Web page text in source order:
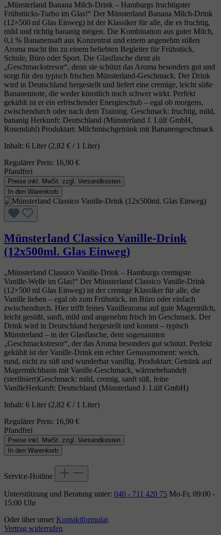
„Münsterland Banana Milch‑Drink – Hamburgs fruchtigster
Frühstücks‑Turbo im Glas!“ Der Münsterland Banana Milch‑Drink
(12×500 ml Glas Einweg) ist der Klassiker für alle, die es fruchtig,
mild und richtig bananig mögen. Die Kombination aus guter Milch,
0,1 % Bananensaft aus Konzentrat und einem angenehm süßen
Aroma macht ihn zu einem beliebten Begleiter für Frühstück,
Schule, Büro oder Sport. Die Glasflasche dient als
„Geschmackstresor“, denn sie schützt das Aroma besonders gut und
sorgt für den typisch frischen Münsterland‑Geschmack. Der Drink
wird in Deutschland hergestellt und liefert eine cremige, leicht süße
Bananennote, die weder künstlich noch schwer wirkt. Perfekt
gekühlt ist er ein erfrischender Energieschub – egal ob morgens,
zwischendurch oder nach dem Training. Geschmack: fruchtig, mild,
bananig Herkunft: Deutschland (Münsterland J. Lülf GmbH,
Rosendahl) Produktart: Milchmischgetränk mit Bananengeschmack
Inhalt: 6 Liter (2,82 € / 1 Liter)
Regulärer Preis: 16,90 €
Pfandfrei
Preise inkl. MwSt. zzgl. Versandkosten
In den Warenkorb
Münsterland Classico Vanille-Drink
(12x500ml. Glas Einweg)
„Münsterland Classico Vanille‑Drink – Hamburgs cremigste
Vanille‑Welle im Glas!“ Der Münsterland Classico Vanille‑Drink
(12×500 ml Glas Einweg) ist der cremige Klassiker für alle, die
Vanille lieben – egal ob zum Frühstück, im Büro oder einfach
zwischendurch. Hier trifft feines Vanillearoma auf gute Magermilch,
leicht gesüßt, sanft, mild und angenehm frisch im Geschmack. Der
Drink wird in Deutschland hergestellt und kommt – typisch
Münsterland – in der Glasflasche, dem sogenannten
„Geschmackstresor“, der das Aroma besonders gut schützt. Perfekt
gekühlt ist der Vanille‑Drink ein echter Genussmoment: weich,
rund, nicht zu süß und wunderbar vanillig. Produktart: Getränk auf
Magermilchbasis mit Vanille‑Geschmack, wärmebehandelt
(sterilisiert)Geschmack: mild, cremig, sanft süß, feine
VanilleHerkunft: Deutschland (Münsterland J. Lülf GmbH)
Inhalt: 6 Liter (2,82 € / 1 Liter)
Regulärer Preis: 16,90 €
Pfandfrei
Preise inkl. MwSt. zzgl. Versandkosten
In den Warenkorb
Service-Hotline
Unterstützung und Beratung unter: 040 - 711 420 75 Mo-Fr, 09:00 -
15:00 Uhr
Oder über unser Kontaktformular.
Vertrag widerrufen